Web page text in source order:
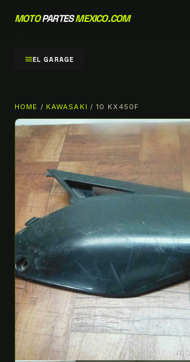
MOTOPARTESMEXICO.COM
menuEL GARAGE
HOME / KAWASAKI / 10 KX450F